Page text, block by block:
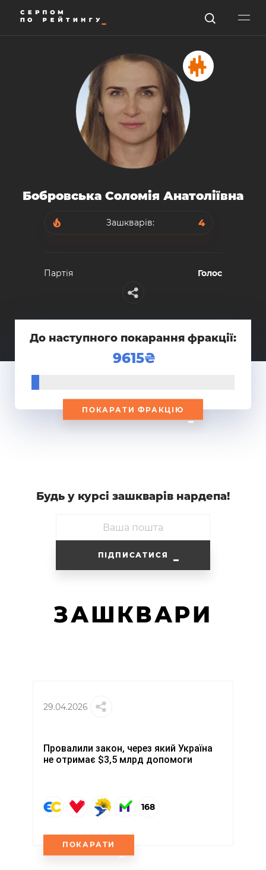
Бобровська Соломія Анатоліївна
Зашкварів: 4
Партiя Голос
До наступного покарання фракції:
9615
ПОКАРАТИ ФРАКЦІЮ
Будь у курсi зашкварiв нардепа!
ПІДПИСАТИСЯ
ЗАШКВАРИ
29.04.2026
Провалили закон, через який Україна
не отримає $3,5 млрд допомоги
168
ПОКАРАТИ